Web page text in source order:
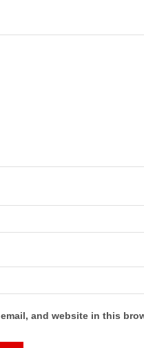
email, and website in this